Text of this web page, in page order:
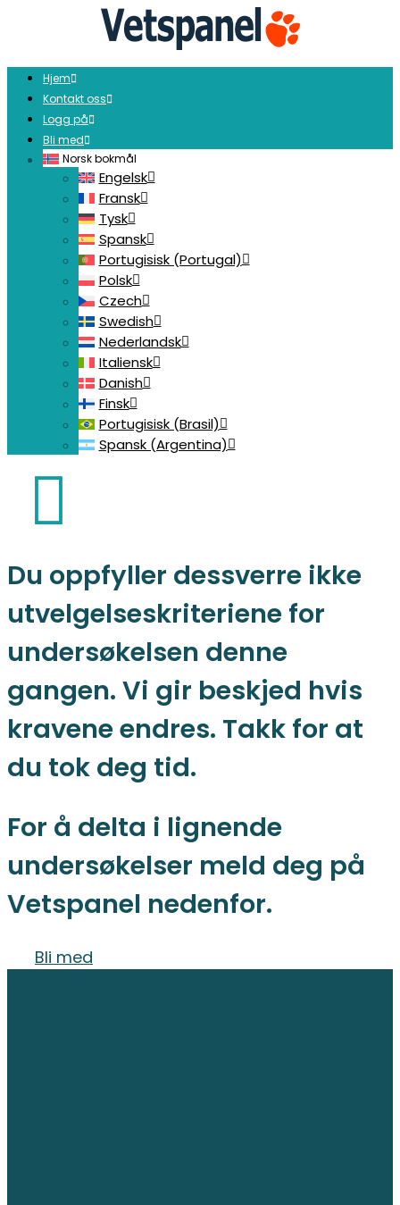
Hjem
Kontakt oss
Logg på
Bli med
Norsk bokmål
Engelsk
Fransk
Tysk
Spansk
Portugisisk (Portugal)
Polsk
Czech
Swedish
Nederlandsk
Italiensk
Danish
Finsk
Portugisisk (Brasil)
Spansk (Argentina)
Du oppfyller dessverre ikke
utvelgelseskriteriene for
undersøkelsen denne
gangen. Vi gir beskjed hvis
kravene endres. Takk for at
du tok deg tid.
For å delta i lignende
undersøkelser meld deg på
Vetspanel nedenfor.
Bli med